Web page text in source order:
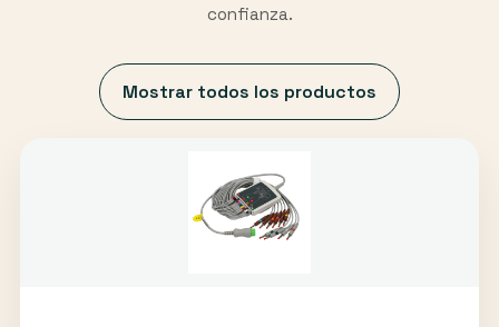
confianza.
Mostrar todos los productos